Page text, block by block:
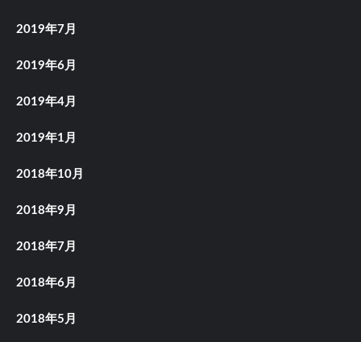
2019年7月
2019年6月
2019年4月
2019年1月
2018年10月
2018年9月
2018年7月
2018年6月
2018年5月